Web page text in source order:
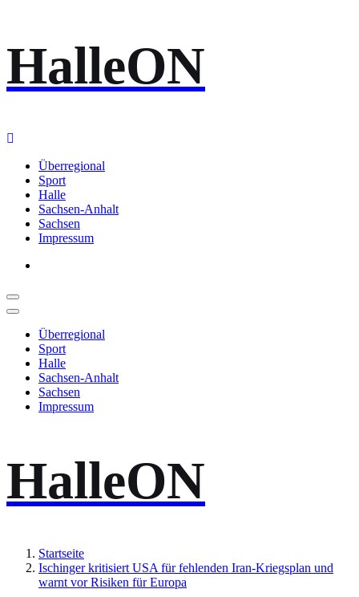
Inhalt
springen
HalleON
Überregional
Sport
Halle
Sachsen-Anhalt
Sachsen
Impressum
Überregional
Sport
Halle
Sachsen-Anhalt
Sachsen
Impressum
HalleON
Startseite
Ischinger kritisiert USA für fehlenden Iran-Kriegsplan und
warnt vor Risiken für Europa